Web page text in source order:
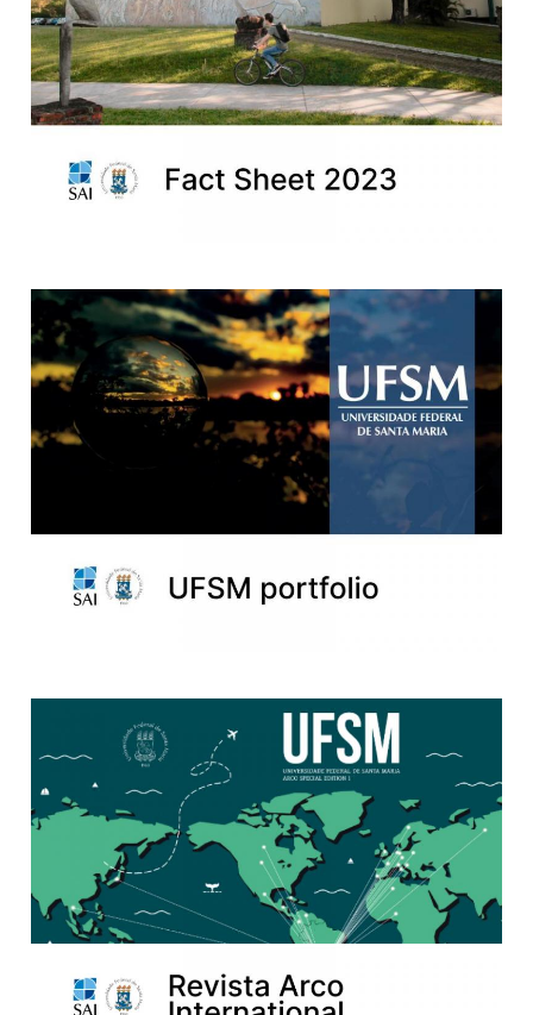
Ministério da Cidadania
Ministério da Saúde
Ministério do Turismo
Ministério do Desenvolvimento Regional
Secretaria-Geral
Banco Central do Brasil
Planalto